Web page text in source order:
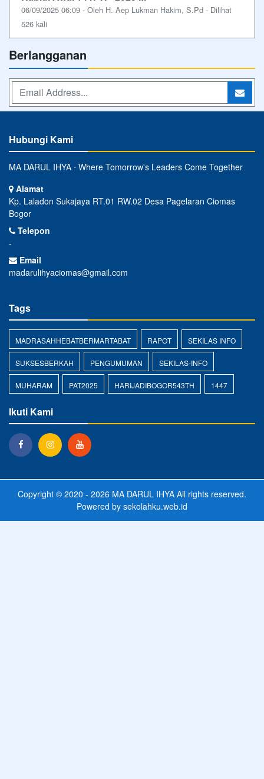
06/09/2025 06:09 - Oleh H. Aep Lukman Hakim, S.Pd - Dilihat
526 kali
Berlangganan
Hubungi Kami
MA DARUL IHYA ⋅ Where Tomorrow's Leaders Come Together
Alamat
Kp. Laladon Sukajaya RT.01 RW.02 Desa Pagelaran Ciomas
Bogor
Telepon
-
Email
madarulihyaciomas@gmail.com
Tags
MADRASAHHEBATBERMARTABAT RAPOT SEKILAS INFO
SUKSESBERKAH PENGUMUMAN SEKILAS-INFO
MUHARAM PAT2025 HARIJADIBOGOR543TH 1447
Ikuti Kami
Copyright © 2020 - 2026 MA DARUL IHYA All rights reserved.
Powered by sekolahku.web.id